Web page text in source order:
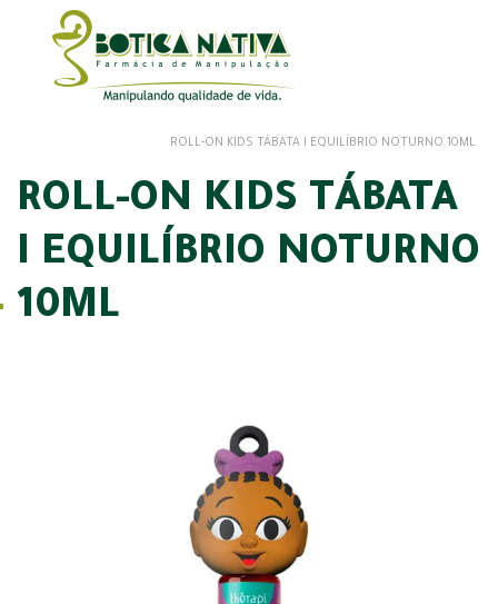
ROLL-ON KIDS TÁBATA I EQUILÍBRIO NOTURNO 10ML
ROLL-ON KIDS TÁBATA
I EQUILÍBRIO NOTURNO
10ML